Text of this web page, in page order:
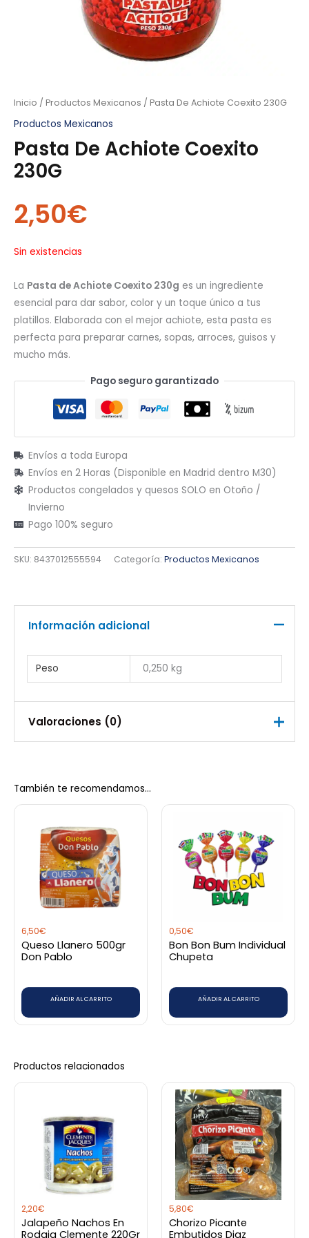
Inicio / Productos Mexicanos / Pasta De Achiote Coexito 230G
Productos Mexicanos
Pasta De Achiote Coexito
230G
2,50€
Sin existencias
La Pasta de Achiote Coexito 230g es un ingrediente
esencial para dar sabor, color y un toque único a tus
platillos. Elaborada con el mejor achiote, esta pasta es
perfecta para preparar carnes, sopas, arroces, guisos y
mucho más.
Pago seguro garantizado
Envíos a toda Europa
Envíos en 2 Horas (Disponible en Madrid dentro M30)
Productos congelados y quesos SOLO en Otoño /
Invierno
Pago 100% seguro
SKU: 8437012555594 Categoría: Productos Mexicanos
Información adicional
Peso 0,250 kg
Valoraciones (0)
Sé el primero en valorar “Pasta De
Achiote Coexito 230G”
Debesaccederpara publicar una valoración.
También te recomendamos…
6,50€
Queso Llanero 500gr
Don Pablo
AÑADIR AL CARRITO
0,50€
Bon Bon Bum Individual
Chupeta
AÑADIR AL CARRITO
Productos relacionados
2,20€
Jalapeño Nachos En
Rodaja Clemente 220Gr
5,80€
Chorizo Picante
Embutidos Diaz